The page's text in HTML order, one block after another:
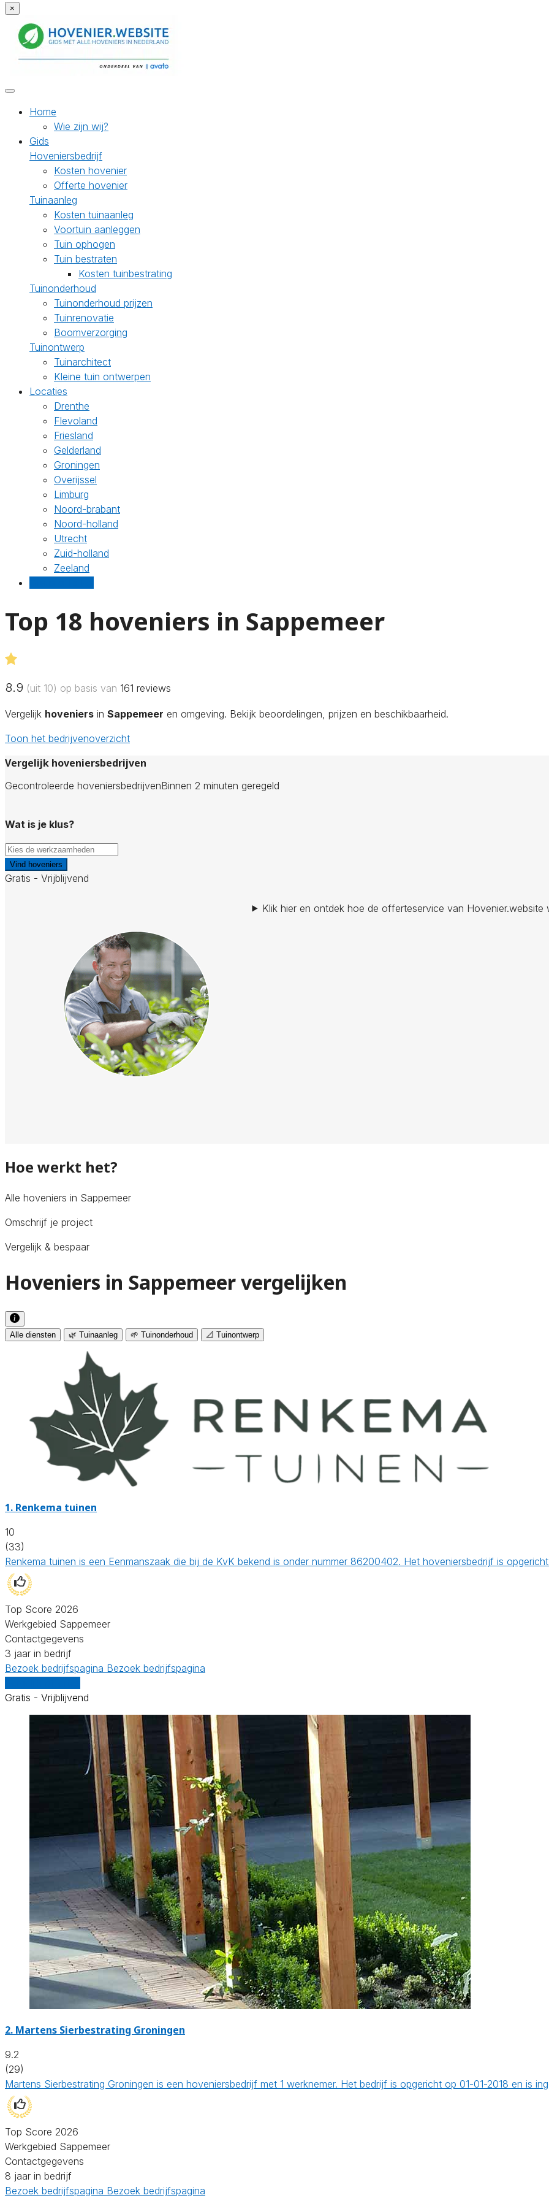
×
Home
Wie zijn wij?
Gids
Hoveniersbedrijf
Kosten hovenier
Offerte hovenier
Tuinaanleg
Kosten tuinaanleg
Voortuin aanleggen
Tuin ophogen
Tuin bestraten
Kosten tuinbestrating
Tuinonderhoud
Tuinonderhoud prijzen
Tuinrenovatie
Boomverzorging
Tuinontwerp
Tuinarchitect
Kleine tuin ontwerpen
Locaties
Drenthe
Flevoland
Friesland
Gelderland
Groningen
Overijssel
Limburg
Noord-brabant
Noord-holland
Utrecht
Zuid-holland
Zeeland
Top 18 hoveniers in Sappemeer
8.9 (uit 10) op basis van 161 reviews
Vergelijk hoveniers in Sappemeer en omgeving. Bekijk beoordelingen, prijzen en beschikbaarheid.
Toon het bedrijvenoverzicht
Vergelijk hoveniersbedrijven
Gecontroleerde hoveniersbedrijvenBinnen 2 minuten geregeld
Wat is je klus?
Vind hoveniers
Gratis - Vrijblijvend
Klik hier en ontdek hoe de offerteservice van Hovenier.website
Hoe werkt het?
Alle hoveniers in Sappemeer
Omschrijf je project
Vergelijk & bespaar
Hoveniers in Sappemeer vergelijken
Alle diensten 🌿 Tuinaanleg 🌱 Tuinonderhoud 📐 Tuinontwerp
1. Renkema tuinen
10
(33)
Renkema tuinen is een Eenmanszaak die bij de KvK bekend is onder nummer 86200402. Het hoveniersbedrijf is
Top Score 2026
Werkgebied Sappemeer
Contactgegevens
3 jaar in bedrijf
Bezoek bedrijfspagina Bezoek bedrijfspagina
Gratis - Vrijblijvend
2. Martens Sierbestrating Groningen
9.2
(29)
Martens Sierbestrating Groningen is een hoveniersbedrijf met 1 werknemer. Het bedrijf is opgericht op 01-01-2018 en is
Top Score 2026
Werkgebied Sappemeer
Contactgegevens
8 jaar in bedrijf
Bezoek bedrijfspagina Bezoek bedrijfspagina